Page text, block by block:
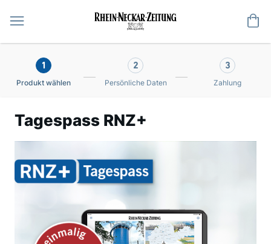
1
Produkt wählen
2
Persönliche Daten
3
Zahlung
Tagespass RNZ+